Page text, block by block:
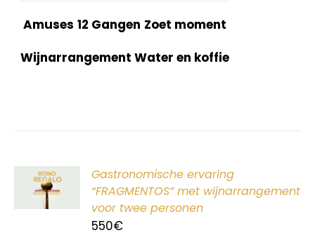
Amuses 12 Gangen Zoet moment
Wijnarrangement Water en koffie
Gastronomische ervaring
“FRAGMENTOS” met wijnarrangement
voor twee personen
550€